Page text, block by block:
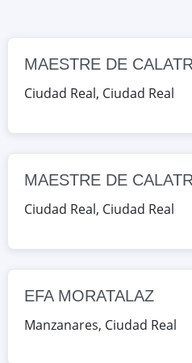
EFA MORATALAZ
AV. ANDALUCIA, S/
EFA MORATALAZ
AV. ANDALUCIA, S/
CL. PORTUGAL,1,
MAESTRE DE
Ciudad Real, Ciudad Real
MAESTRE DE
Ciudad Real, Ciudad Real
EFA MORATALAZ
Manzanares, Ciudad Real